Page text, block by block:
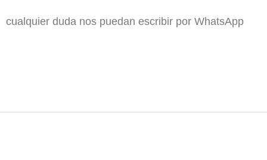
cualquier duda nos puedan escribir por WhatsApp